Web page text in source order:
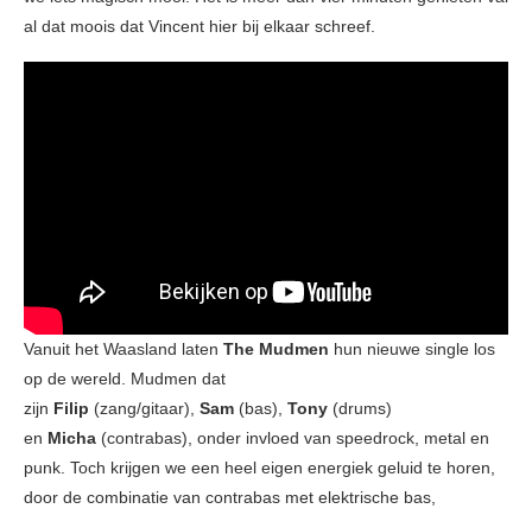
al dat moois dat Vincent hier bij elkaar schreef.
Vanuit het Waasland laten The Mudmen hun nieuwe single los
op de wereld. Mudmen dat
zijn Filip (zang/gitaar), Sam (bas), Tony (drums)
en Micha (contrabas), onder invloed van speedrock, metal en
punk. Toch krijgen we een heel eigen energiek geluid te horen,
door de combinatie van contrabas met elektrische bas,